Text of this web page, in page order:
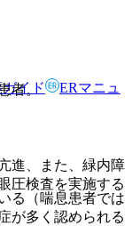
る（喘息患者では
が多く認められる
者。
進、また、緑内障
圧検査を実施する
イド
ERマニュ